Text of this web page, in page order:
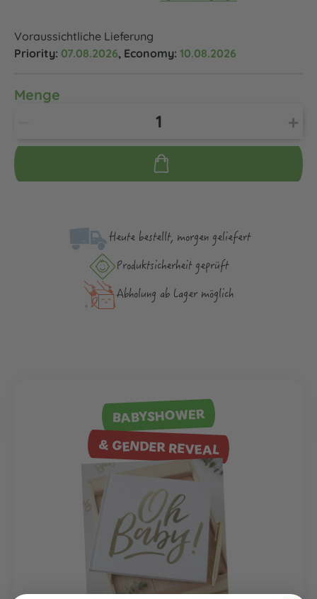
Voraussichtliche Lieferung
Priority: 07.08.2026, Economy: 10.08.2026
Menge
Heute bestellt, morgen geliefert
Produktsicher­heit geprüft
Abholung ab Lager möglich
BABYSHOWER
& GENDER REVEAL